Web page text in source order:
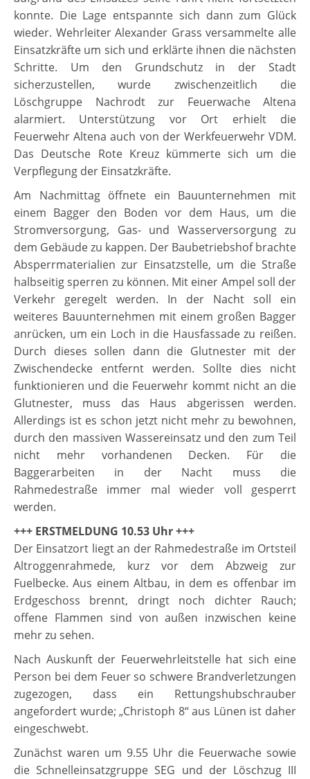
konnte. Die Lage entspannte sich dann zum Glück
wieder. Wehrleiter Alexander Grass versammelte alle
Einsatzkräfte um sich und erklärte ihnen die nächsten
Schritte. Um den Grundschutz in der Stadt
sicherzustellen, wurde zwischenzeitlich die
Löschgruppe Nachrodt zur Feuerwache Altena
alarmiert. Unterstützung vor Ort erhielt die
Feuerwehr Altena auch von der Werkfeuerwehr VDM.
Das Deutsche Rote Kreuz kümmerte sich um die
Verpflegung der Einsatzkräfte.
Am Nachmittag öffnete ein Bauunternehmen mit
einem Bagger den Boden vor dem Haus, um die
Stromversorgung, Gas- und Wasserversorgung zu
dem Gebäude zu kappen. Der Baubetriebshof brachte
Absperrmaterialien zur Einsatzstelle, um die Straße
halbseitig sperren zu können. Mit einer Ampel soll der
Verkehr geregelt werden. In der Nacht soll ein
weiteres Bauunternehmen mit einem großen Bagger
anrücken, um ein Loch in die Hausfassade zu reißen.
Durch dieses sollen dann die Glutnester mit der
Zwischendecke entfernt werden. Sollte dies nicht
funktionieren und die Feuerwehr kommt nicht an die
Glutnester, muss das Haus abgerissen werden.
Allerdings ist es schon jetzt nicht mehr zu bewohnen,
durch den massiven Wassereinsatz und den zum Teil
nicht mehr vorhandenen Decken. Für die
Baggerarbeiten in der Nacht muss die
Rahmedestraße immer mal wieder voll gesperrt
werden.
+++ ERSTMELDUNG 10.53 Uhr +++
Der Einsatzort liegt an der Rahmedestraße im Ortsteil
Altroggenrahmede, kurz vor dem Abzweig zur
Fuelbecke. Aus einem Altbau, in dem es offenbar im
Erdgeschoss brennt, dringt noch dichter Rauch;
offene Flammen sind von außen inzwischen keine
mehr zu sehen.
Nach Auskunft der Feuerwehrleitstelle hat sich eine
Person bei dem Feuer so schwere Brandverletzungen
zugezogen, dass ein Rettungshubschrauber
angefordert wurde; „Christoph 8“ aus Lünen ist daher
eingeschwebt.
Zunächst waren um 9.55 Uhr die Feuerwache sowie
die Schnelleinsatzgruppe SEG und der Löschzug III